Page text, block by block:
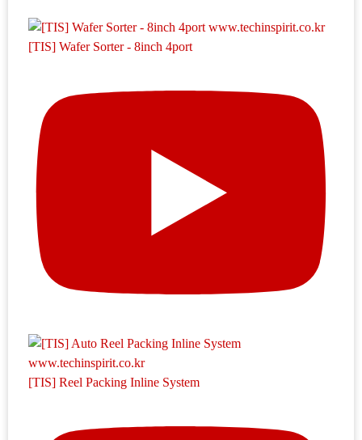
[TIS] Wafer Sorter - 8inch 4port
[TIS] Reel Packing Inline System